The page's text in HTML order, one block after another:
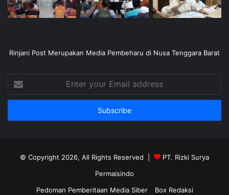
Rinjani Post Merupakan Media Pembeharu di Nusa Tenggara Barat
Enter
your
Email
© Copyright 2026, All Rights Reserved |
PT. Rizki Surya
Permaisindo
Pedoman Pemberitaan Media Siber
Box Redaksi